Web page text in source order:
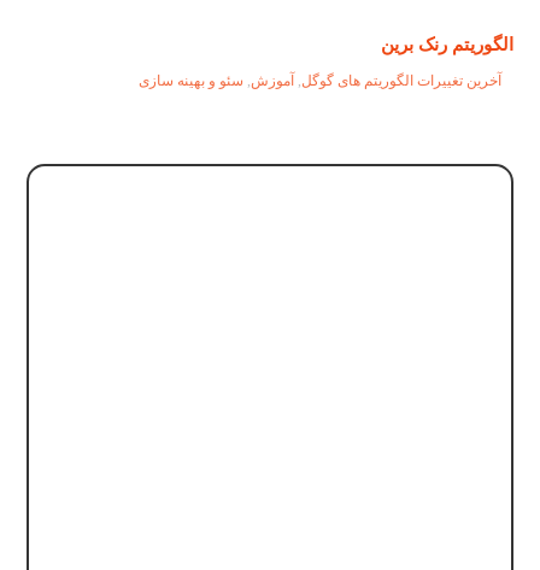
الگوریتم رنک برین
آخرین تغییرات الگوریتم های گوگل, آموزش, سئو و بهینه سازی